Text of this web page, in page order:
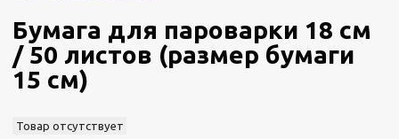
Бумага для пароварки 18 см
/ 50 листов (размер бумаги
15 см)
Товар отсутствует